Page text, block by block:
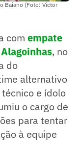
Baiano (Foto: Victor
com empate
, no
do
alternativo
e ídolo
o cargo de
para tentar
à equipe